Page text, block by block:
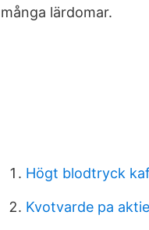
många lärdomar.
Högt blodtryck
Kvotvarde pa